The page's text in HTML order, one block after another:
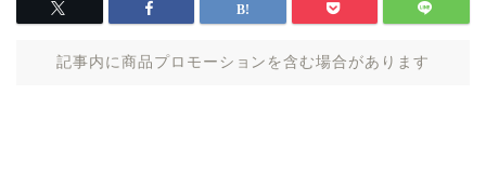
記事内に商品プロモーションを含む場合があります